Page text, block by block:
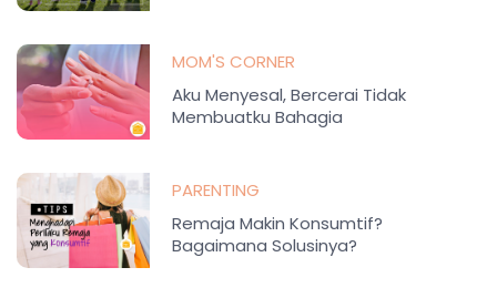
MOM'S CORNER
Aku Menyesal, Bercerai Tidak
Membuatku Bahagia
PARENTING
Remaja Makin Konsumtif?
Bagaimana Solusinya?